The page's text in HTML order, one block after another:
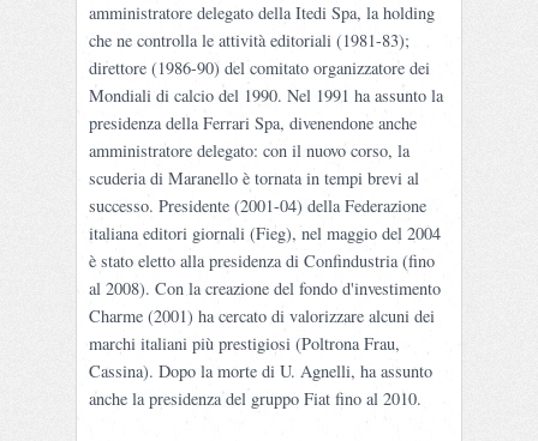
amministratore delegato della Itedi Spa, la holding
che ne controlla le attività editoriali (1981-83);
direttore (1986-90) del comitato organizzatore dei
Mondiali di calcio del 1990. Nel 1991 ha assunto la
presidenza della Ferrari Spa, divenendone anche
amministratore delegato: con il nuovo corso, la
scuderia di Maranello è tornata in tempi brevi al
successo. Presidente (2001-04) della Federazione
italiana editori giornali (Fieg), nel maggio del 2004
è stato eletto alla presidenza di Confindustria (fino
al 2008). Con la creazione del fondo d'investimento
Charme (2001) ha cercato di valorizzare alcuni dei
marchi italiani più prestigiosi (Poltrona Frau,
Cassina). Dopo la morte di U. Agnelli, ha assunto
anche la presidenza del gruppo Fiat fino al 2010.